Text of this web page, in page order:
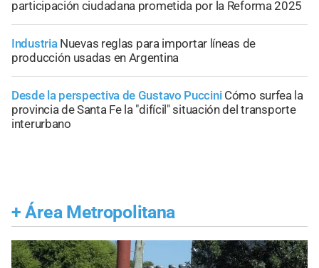
participación ciudadana prometida por la Reforma 2025
Industria Nuevas reglas para importar líneas de
producción usadas en Argentina
Desde la perspectiva de Gustavo Puccini Cómo surfea la
provincia de Santa Fe la "difícil" situación del transporte
interurbano
+ Área Metropolitana